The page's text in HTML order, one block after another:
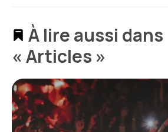
À lire aussi dans
« Articles »